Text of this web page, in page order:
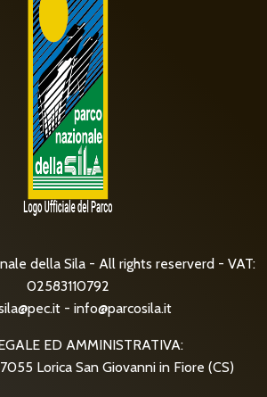
della Sila - All rights reserverd - VAT:
02583110792
- info@parcosila.it
ED AMMINISTRATIVA:
Lorica San Giovanni in Fiore (CS)